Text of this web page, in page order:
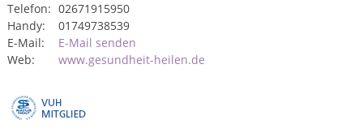
Telefon: 02671915950
Handy:
01749738539
E-Mail:
E-Mail senden
Web:
www.gesundheit-heilen.de